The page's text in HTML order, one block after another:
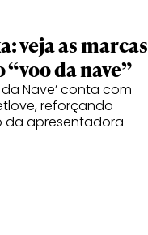
veja as marcas
da nave”
da Nave’ conta com
reforçando
da apresentadora